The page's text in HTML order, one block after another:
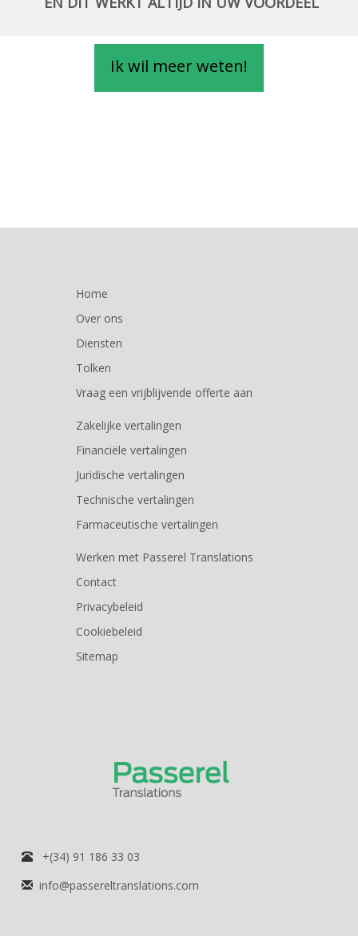
Ik wil meer weten!
Home
Over ons
Diensten
Tolken
Vraag een vrijblijvende offerte aan
Zakelijke vertalingen
Financiële vertalingen
Juridische vertalingen
Technische vertalingen
Farmaceutische vertalingen
Werken met Passerel Translations
Contact
Privacybeleid
Cookiebeleid
Sitemap
+(34) 91 186 33 03
info@passereltranslations.com